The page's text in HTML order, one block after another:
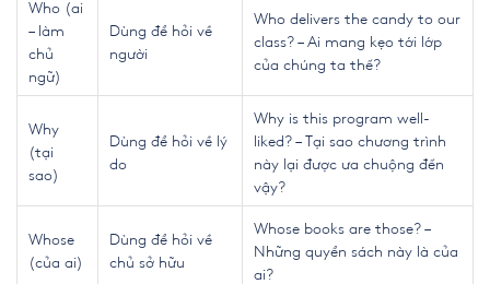
Who (ai
– làm
chủ
ngữ)
Dùng để hỏi về
người
Who delivers the candy to our
class? – Ai mang kẹo tới lớp
của chúng ta thế?
Why
(tại
sao)
Dùng để hỏi về lý
do
Why is this program well-
liked? – Tại sao chương trình
này lại được ưa chuộng đến
vậy?
Whose
(của ai)
Dùng để hỏi về
chủ sở hữu
Whose books are those? –
Những quyển sách này là của
ai?